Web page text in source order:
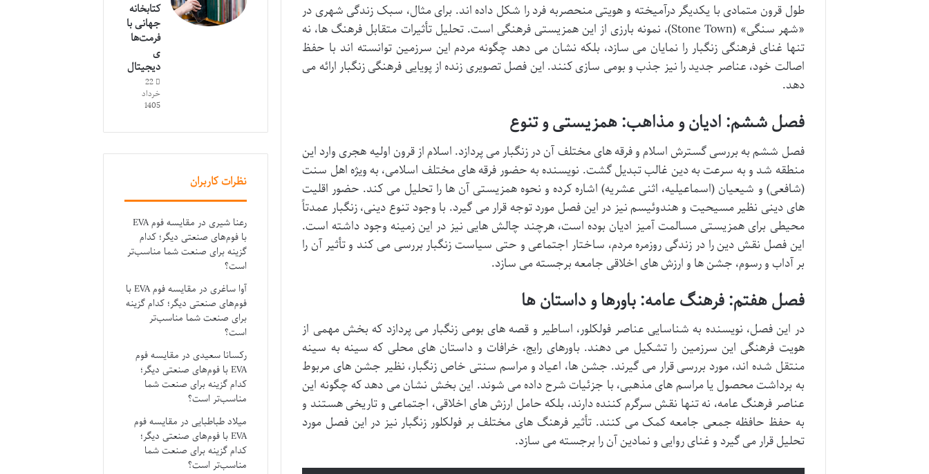
طول قرون متمادی با یکدیگر درآمیخته و هویتی منحصربه فرد را شکل داده اند. برای مثال، سبک زندگی شهری در
«شهر سنگی» (Stone Town)، نمونه بارزی از این همزیستی فرهنگی است. تحلیل تأثیرات متقابل فرهنگ ها، نه
تنها غنای فرهنگی زنگبار را نمایان می سازد، بلکه نشان می دهد چگونه مردم این سرزمین توانسته اند با حفظ
اصالت خود، عناصر جدید را نیز جذب و بومی سازی کنند. این فصل تصویری زنده از پویایی فرهنگی زنگبار ارائه می
دهد.
فصل ششم: ادیان و مذاهب: همزیستی و تنوع
فصل ششم به بررسی گسترش اسلام و فرقه های مختلف آن در زنگبار می پردازد. اسلام از قرون اولیه هجری وارد این
منطقه شد و به سرعت به دین غالب تبدیل گشت. نویسنده به حضور فرقه های مختلف اسلامی، به ویژه اهل سنت
(شافعی) و شیعیان (اسماعیلیه، اثنی عشریه) اشاره کرده و نحوه همزیستی آن ها را تحلیل می کند. حضور اقلیت
های دینی نظیر مسیحیت و هندوئیسم نیز در این فصل مورد توجه قرار می گیرد. با وجود تنوع دینی، زنگبار عمدتاً
محیطی برای همزیستی مسالمت آمیز ادیان بوده است، هرچند چالش هایی نیز در این زمینه وجود داشته است.
این فصل نقش دین را در زندگی روزمره مردم، ساختار اجتماعی و حتی سیاست زنگبار بررسی می کند و تأثیر آن را
بر آداب و رسوم، جشن ها و ارزش های اخلاقی جامعه برجسته می سازد.
فصل هفتم: فرهنگ عامه: باورها و داستان ها
در این فصل، نویسنده به شناسایی عناصر فولکلور، اساطیر و قصه های بومی زنگبار می پردازد که بخش مهمی از
هویت فرهنگی این سرزمین را تشکیل می دهند. باورهای رایج، خرافات و داستان های محلی که سینه به سینه
منتقل شده اند، مورد بررسی قرار می گیرند. جشن ها، اعیاد و مراسم سنتی خاص زنگبار، نظیر جشن های مربوط
به برداشت محصول یا مراسم های مذهبی، با جزئیات شرح داده می شوند. این بخش نشان می دهد که چگونه این
عناصر فرهنگ عامه، نه تنها نقش سرگرم کننده دارند، بلکه حامل ارزش های اخلاقی، اجتماعی و تاریخی هستند و
به حفظ حافظه جمعی جامعه کمک می کنند. تأثیر فرهنگ های مختلف بر فولکلور زنگبار نیز در این فصل مورد
تحلیل قرار می گیرد و غنای روایی و نمادین آن را برجسته می سازد.
کتابخانه
جهانی با
فرمت‌ها
ی
دیجیتال
22
خرداد
1405
نظرات کاربران
رعنا شیریدر
مقایسه فوم EVA
با فوم‌های صنعتی دیگر؛ کدام
گزینه برای صنعت شما مناسب‌تر
است؟
آوا ساغریدر
مقایسه فوم EVA با
فوم‌های صنعتی دیگر؛ کدام گزینه
برای صنعت شما مناسب‌تر
است؟
رکسانا سعیدیدر مقایسه فوم
EVA با فوم‌های صنعتی دیگر؛
کدام گزینه برای صنعت شما
مناسب‌تر است؟
میلاد طباطباییدر مقایسه فوم
EVA با فوم‌های صنعتی دیگر؛
کدام گزینه برای صنعت شما
مناسب‌تر است؟